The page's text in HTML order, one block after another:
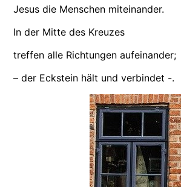
Jesus die Menschen miteinander.
In der Mitte des Kreuzes
treffen alle Richtungen aufeinander;
– der Eckstein hält und verbindet -.